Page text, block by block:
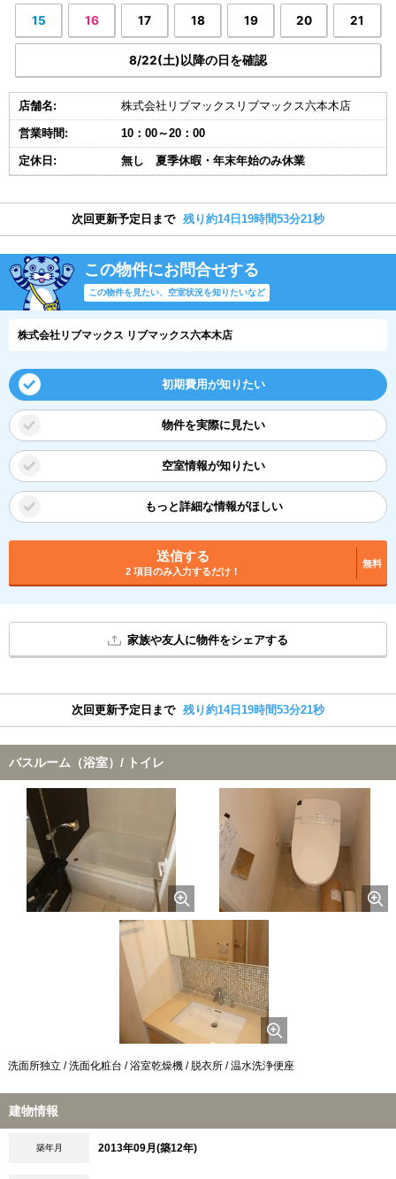
15 16 17 18 19 20 21
8/22(土)以降の日を確認
店舗名: 株式会社リブマックスリブマックス六本木店
営業時間: 10：00～20：00
定休日: 無し 夏季休暇・年末年始のみ休業
次回更新予定日まで 残り約14日19時間53分20秒
この物件にお問合せする
この物件を見たい、空室状況を知りたいなど
株式会社リブマックス リブマックス六本木店
初期費用が知りたい
物件を実際に見たい
空室情報が知りたい
もっと詳細な情報がほしい
送信する
2 項目のみ入力するだけ！
無料
家族や友人に物件をシェアする
次回更新予定日まで 残り約14日19時間53分20秒
バスルーム（浴室）/ トイレ
洗面所独立 / 洗面化粧台 / 浴室乾燥機 / 脱衣所 / 温水洗浄便座
建物情報
築年月 2013年09月(築12年)